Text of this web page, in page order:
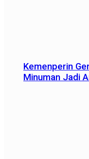
Kemenperin
Minuman Jadi